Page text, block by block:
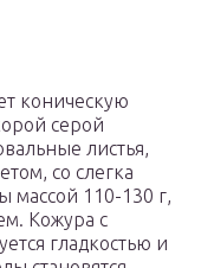
коническую
серой
листья,
со слегка
массой 110-130 г,
Кожура с
гладкостью и